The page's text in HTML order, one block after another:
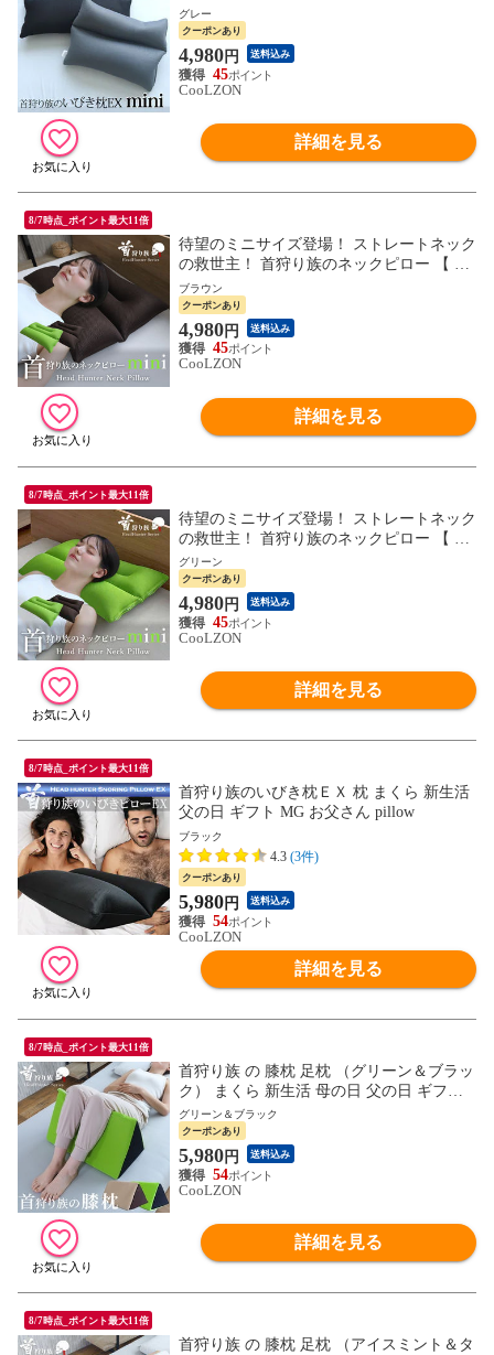
めサイズ 子供枕 新生活 父の日 ギフト MG
pillow
グレー
クーポンあり
4,980円 送料込み
45
CooLZON
詳細を見る
8/7時点_ポイント最大11倍
待望のミニサイズ登場！ ストレートネック
の救世主！ 首狩り族のネックピロー 【 ミ
ニサイズ 】 クリスマスラッピング無料 48
×35cm 小さいサイズ ストレートネック対
応枕（ミニサイズ：ブラウン） ヘッドハン
ター 枕 まくら 新生活 母の日 父の日 ギフ
ト pillow MG
ブラウン
クーポンあり
4,980円 送料込み
45
CooLZON
詳細を見る
8/7時点_ポイント最大11倍
待望のミニサイズ登場！ ストレートネック
の救世主！ 首狩り族のネックピロー 【 ミ
ニサイズ 】 クリスマスラッピング無料 48
×35cm 小さいサイズ ストレートネック対
応枕（ミニサイズ：グリーン） ヘッドハン
ター 枕 まくら 新生活 母の日 父の日 ギフ
ト pillow MG
グリーン
クーポンあり
4,980円 送料込み
45
CooLZON
詳細を見る
8/7時点_ポイント最大11倍
首狩り族のいびき枕ＥＸ 枕 まくら 新生活
父の日 ギフト MG お父さん pillow
ブラック
4.3 (3件)
クーポンあり
5,980円 送料込み
54
CooLZON
詳細を見る
8/7時点_ポイント最大11倍
首狩り族 の 膝枕 足枕 （グリーン＆ブラッ
ク） まくら 新生活 母の日 父の日 ギフト
枕 ひざ MG お父さん
グリーン＆ブラック
クーポンあり
5,980円 送料込み
54
CooLZON
詳細を見る
8/7時点_ポイント最大11倍
首狩り族 の 膝枕 足枕 （アイスミント＆タ